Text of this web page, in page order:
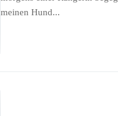
meinen Hund...